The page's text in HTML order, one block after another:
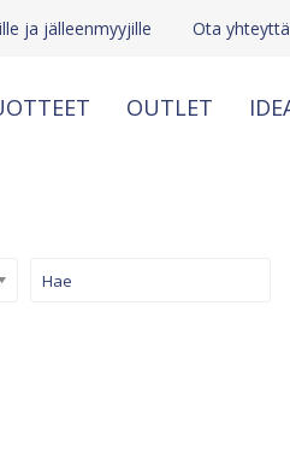
ja jälleenmyyjille Ota yhteyttä
OUTLET